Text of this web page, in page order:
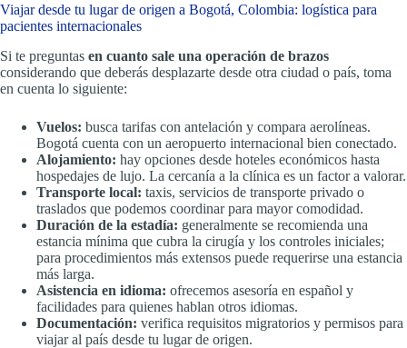
Viajar desde tu lugar de origen a Bogotá, Colombia: logística para
pacientes internacionales
Si te preguntas en cuanto sale una operación de brazos
considerando que deberás desplazarte desde otra ciudad o país, toma
en cuenta lo siguiente:
Vuelos: busca tarifas con antelación y compara aerolíneas.
Bogotá cuenta con un aeropuerto internacional bien conectado.
Alojamiento: hay opciones desde hoteles económicos hasta
hospedajes de lujo. La cercanía a la clínica es un factor a valorar.
Transporte local: taxis, servicios de transporte privado o
traslados que podemos coordinar para mayor comodidad.
Duración de la estadía: generalmente se recomienda una
estancia mínima que cubra la cirugía y los controles iniciales;
para procedimientos más extensos puede requerirse una estancia
más larga.
Asistencia en idioma: ofrecemos asesoría en español y
facilidades para quienes hablan otros idiomas.
Documentación: verifica requisitos migratorios y permisos para
viajar al país desde tu lugar de origen.